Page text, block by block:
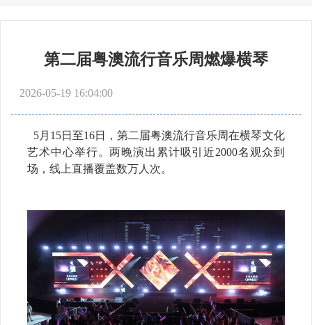
第二届粤澳流行音乐周燃爆横琴
2026-05-19 16:04:00
5月15日至16日，第二届粤澳流行音乐周在横琴文化
艺术中心举行。两晚演出累计吸引近2000名观众到
场，线上直播覆盖数万人次。